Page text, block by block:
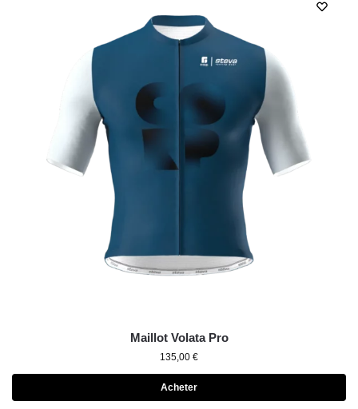
Maillot Volata Pro
135,00 €
Acheter